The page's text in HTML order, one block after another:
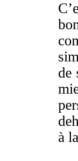
de
à la